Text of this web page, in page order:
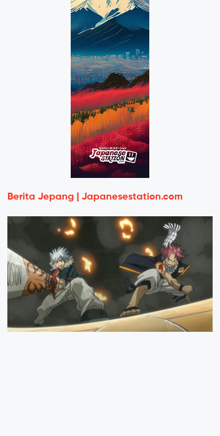
Berita Jepang | Japanesestation.com